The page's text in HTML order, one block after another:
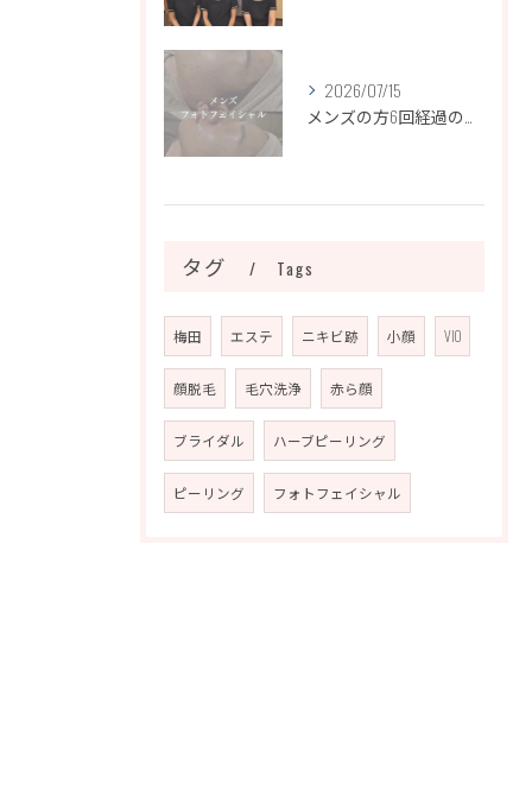
2026/07/15
メンズの方6回経過のお写真になります📷✨
タグ Tags
梅田 エステ ニキビ跡 小顔 VIO
顔脱毛 毛穴洗浄 赤ら顔
ブライダル ハーブピーリング
ピーリング フォトフェイシャル